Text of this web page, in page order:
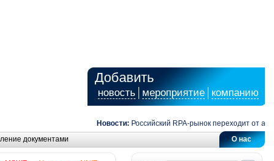
Добавить
новость мероприятие компанию
Новости: Российский RPA-рынок переходит от
О нас
документами